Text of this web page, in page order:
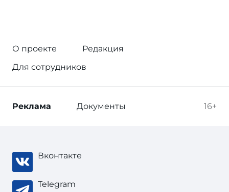
О проекте
Редакция
Для сотрудников
16+
Реклама Документы
Вконтакте
Telegram